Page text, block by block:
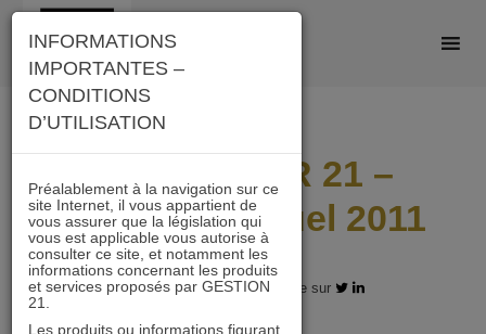
Skip
content
IMMOBILIER 21 –
Rapport Annuel 2011
21.11.2017 - Partagez l'article sur
INFORMATIONS
IMPORTANTES –
CONDITIONS
D’UTILISATION
Préalablement à la navigation sur ce
site Internet, il vous appartient de
vous assurer que la législation qui
vous est applicable vous autorise à
consulter ce site, et notamment les
informations concernant les produits
et services proposés par GESTION
21.
Les produits ou informations figurant